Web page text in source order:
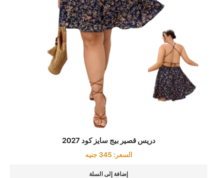
دريس قصير بيج سايز كود 2027
السعر:345 جنيه
إضافة إلى السلة